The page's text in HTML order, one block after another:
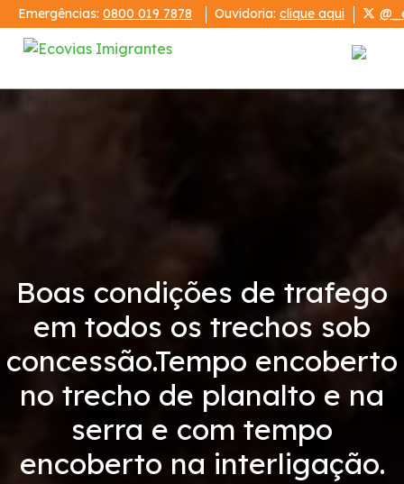
Emergências: 0800 019 7878 Ouvidoria: clique aqui
Condições da Via
Serviços
Tarifas de Pedágio
Inspeção de Tráfego
Boas condições de trafego
em todos os trechos sob
concessão.Tempo encoberto
no trecho de planalto e na
serra e com tempo
encoberto na interligação.